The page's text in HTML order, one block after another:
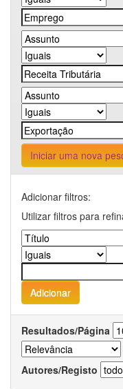
Iniciar uma nova
Adicionar filtros:
Utilizar filtros para
Resultados/Página
Autores/Registo